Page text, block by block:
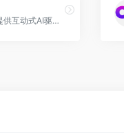
Askflow提供互动式AI驱动的商品问答推荐系统，Askflow官网入口网址